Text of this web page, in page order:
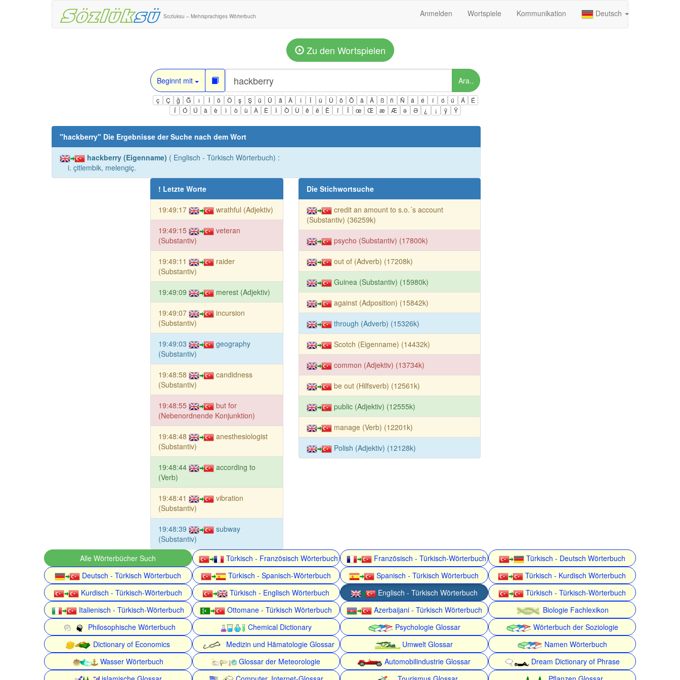
Sozluksu – Mehrsprachiges Wörterbuch Anmelden Wortspiele Kommunikation Deutsch
Zu den Wortspielen
Beginnt mit Ara..
ç Ç ğ Ğ ı İ ö Ö ş Ş ü Ü â Â î Î û Û ô Ô ä Ä ß ñ Ñ á é í ó ú Á
É
Í
Ó Ú à è ì ò ù À È Ì Ò Ù ê ë Ë ï Ï œ Œ æ Æ ə Ə ¿ ¡ ÿ Ÿ
"hackberry" Die Ergebnisse der Suche nach dem Wort
hackberry (Eigenname) ( Englisch - Türkisch Wörterbuch) :
i. çitlembik, melengiç.
! Letzte Worte
19:49:17 wrathful (Adjektiv)
19:49:15
veteran
(Substantiv)
19:49:11
raider
(Substantiv)
19:49:09 merest (Adjektiv)
19:49:07
incursion
(Substantiv)
19:49:03
geography
(Substantiv)
19:48:58
candidness
(Substantiv)
19:48:55
but for
(Nebenordnende Konjunktion)
19:48:48
anesthesiologist
(Substantiv)
19:48:44
according to
(Verb)
19:48:41
vibration
(Substantiv)
19:48:39
subway
(Substantiv)
Die Stichwortsuche
credit an amount to s.o.´s account
(Substantiv) (36259k)
psycho (Substantiv) (17800k)
out of (Adverb) (17208k)
Guinea (Substantiv) (15980k)
against (Adposition) (15842k)
through (Adverb) (15326k)
Scotch (Eigenname) (14432k)
common (Adjektiv) (13734k)
be out (Hilfsverb) (12561k)
public (Adjektiv) (12555k)
manage (Verb) (12201k)
Polish (Adjektiv) (12128k)
Alle Wörterbücher Such Türkisch - Französisch Wörterbuch Französisch - Türkisch-Wörterbuch
Türkisch - Deutsch Wörterbuch
Deutsch - Türkisch Wörterbuch
Türkisch - Spanisch-Wörterbuch Spanisch - Türkisch Wörterbuch
Türkisch - Kurdisch Wörterbuch
Kurdisch - Türkisch-Wörterbuch
Türkisch - Englisch Wörterbuch Englisch - Türkisch Wörterbuch
Türkisch - Türkisch-Wörterbuch
Italienisch - Türkisch-Wörterbuch
Ottomane - Türkisch Wörterbuch Azerbaijani - Türkisch Wörterbuch
Biologie Fachlexikon
Philosophische Wörterbuch
Chemical Dictionary Psychologie Glossar
Wörterbuch der Soziologie
Dictionary of Economics
Medizin und Hämatologie Glossar Umwelt Glossar
Namen Wörterbuch
Wasser Wörterbuch
Glossar der Meteorologie Automobilindustrie Glossar
Dream Dictionary of Phrase